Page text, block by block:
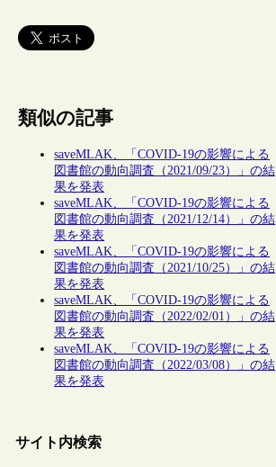
類似の記事
saveMLAK、「COVID-19の影響による
図書館の動向調査（2021/09/23）」の結
果を発表
saveMLAK、「COVID-19の影響による
図書館の動向調査（2021/12/14）」の結
果を発表
saveMLAK、「COVID-19の影響による
図書館の動向調査（2021/10/25）」の結
果を発表
saveMLAK、「COVID-19の影響による
図書館の動向調査（2022/02/01）」の結
果を発表
saveMLAK、「COVID-19の影響による
図書館の動向調査（2022/03/08）」の結
果を発表
サイト内検索